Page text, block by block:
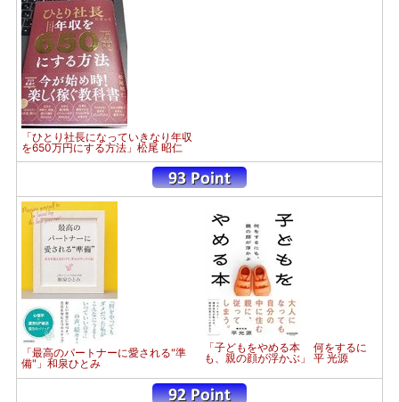
「ひとり社長になっていきなり年収
を650万円にする方法」松尾 昭仁
「最高のパートナーに愛される"準
備"」和泉ひとみ
「子どもをやめる本 何をするに
も、親の顔が浮かぶ」 平 光源